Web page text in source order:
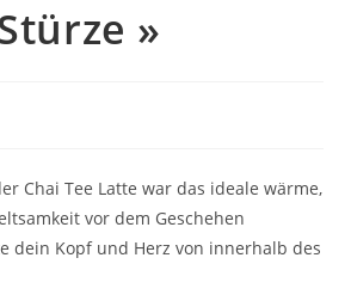
»
Chai Tee Latte war das ideale wärme,
vor dem Geschehen
dein Kopf und Herz von innerhalb des